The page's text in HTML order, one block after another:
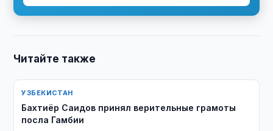
Читайте также
УЗБЕКИСТАН
Бахтиёр Саидов принял верительные грамоты
посла Гамбии